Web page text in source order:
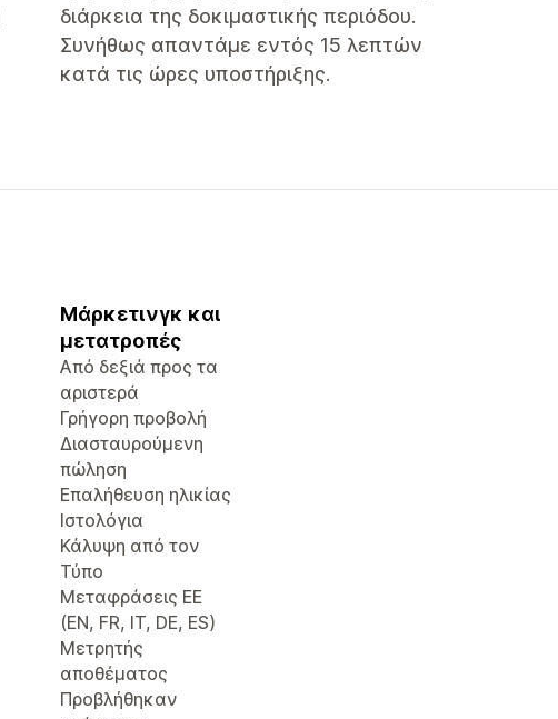
διάρκεια της δοκιμαστικής περιόδου.
Συνήθως απαντάμε εντός 15 λεπτών
κατά τις ώρες υποστήριξης.
Μάρκετινγκ και
μετατροπές
Από δεξιά προς τα
αριστερά
Γρήγορη προβολή
Διασταυρούμενη
πώληση
Επαλήθευση ηλικίας
Ιστολόγια
Κάλυψη από τον
Τύπο
Μεταφράσεις ΕΕ
(EN, FR, IT, DE, ES)
Μετρητής
αποθέματος
Προβλήθηκαν